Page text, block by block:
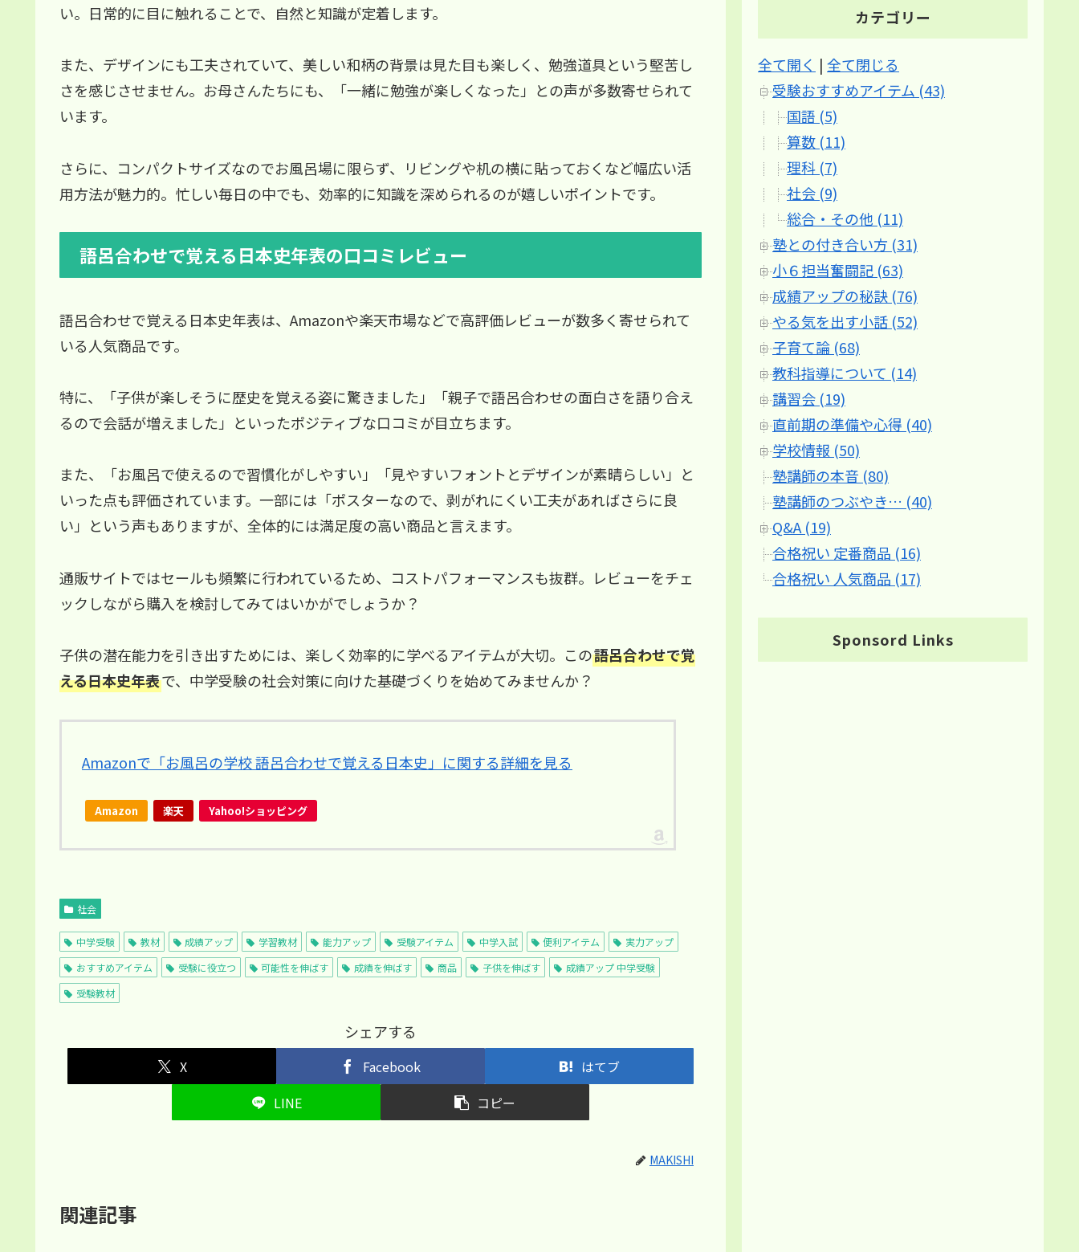
い。日常的に目に触れることで、自然と知識が定着します。
また、デザインにも工夫されていて、美しい和柄の背景は見た目も楽しく、勉強道具という堅苦し
さを感じさせません。お母さんたちにも、「一緒に勉強が楽しくなった」との声が多数寄せられて
います。
さらに、コンパクトサイズなのでお風呂場に限らず、リビングや机の横に貼っておくなど幅広い活
用方法が魅力的。忙しい毎日の中でも、効率的に知識を深められるのが嬉しいポイントです。
語呂合わせで覚える日本史年表の口コミレビュー
語呂合わせで覚える日本史年表は、Amazonや楽天市場などで高評価レビューが数多く寄せられて
いる人気商品です。
特に、「子供が楽しそうに歴史を覚える姿に驚きました」「親子で語呂合わせの面白さを語り合え
るので会話が増えました」といったポジティブな口コミが目立ちます。
また、「お風呂で使えるので習慣化がしやすい」「見やすいフォントとデザインが素晴らしい」と
いった点も評価されています。一部には「ポスターなので、剥がれにくい工夫があればさらに良
い」という声もありますが、全体的には満足度の高い商品と言えます。
通販サイトではセールも頻繁に行われているため、コストパフォーマンスも抜群。レビューをチェ
ックしながら購入を検討してみてはいかがでしょうか？
子供の潜在能力を引き出すためには、楽しく効率的に学べるアイテムが大切。この語呂合わせで覚
える日本史年表で、中学受験の社会対策に向けた基礎づくりを始めてみませんか？
Amazonで「お風呂の学校 語呂合わせで覚える日本史」に関する詳細を見る
Amazon 楽天 Yahoo!ショッピング
社会
中学受験 教材 成績アップ 学習教材 能力アップ 受験アイテム 中学入試 便利アイテム
実力アップ
おすすめアイテム
受験に役立つ 可能性を伸ばす 成績を伸ばす 商品 子供を伸ばす
成績アップ 中学受験
受験教材
シェアする
X Facebook
はてブ
LINE
コピー
MAKISHI
関連記事
カテゴリー
全て開く | 全て閉じる
受験おすすめアイテム (43)
国語 (5)
算数 (11)
理科 (7)
社会 (9)
総合・その他 (11)
塾との付き合い方 (31)
小６担当奮闘記 (63)
成績アップの秘訣 (76)
やる気を出す小話 (52)
子育て論 (68)
教科指導について (14)
講習会 (19)
直前期の準備や心得 (40)
学校情報 (50)
塾講師の本音 (80)
塾講師のつぶやき… (40)
Q&A (19)
合格祝い 定番商品 (16)
合格祝い 人気商品 (17)
Sponsord Links